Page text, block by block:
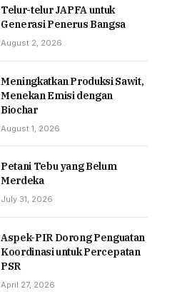
Telur-telur JAPFA untuk
Generasi Penerus Bangsa
August 2, 2026
Meningkatkan Produksi Sawit,
Menekan Emisi dengan
Biochar
August 1, 2026
Petani Tebu yang Belum
Merdeka
July 31, 2026
Aspek-PIR Dorong Penguatan
Koordinasi untuk Percepatan
PSR
April 27, 2026